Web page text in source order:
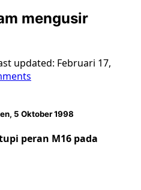
mengusir
updated: Februari 17,
5 Oktober 1998
peran M16 pada